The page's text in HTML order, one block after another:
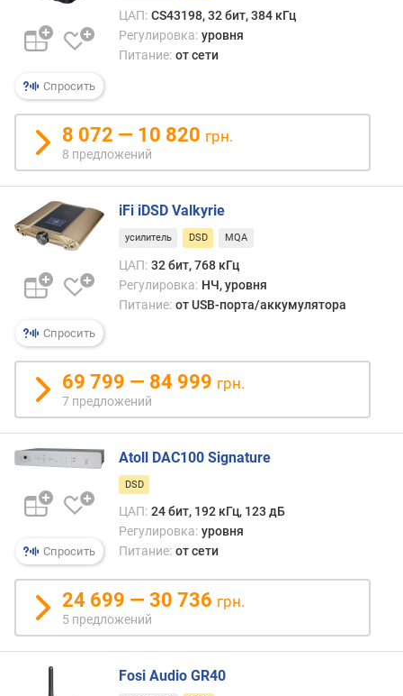
д
е
ж
к
a
X
в
о
д
а
я
ч
у
в
с
в
т
е
ь
н
о
с
т
ь
Спросить
ЦАП: CS43198, 32 бит, 384 кГц
Регулировка: уровня
Питание: от сети
8 072 — 10 820 грн.
8 предложений
Спросить
iFi iDSD Valkyrie
усилитель DSD MQA
ЦАП: 32 бит, 768 кГц
Регулировка: НЧ, уровня
Питание: от USB-порта/аккумулятора
69 799 — 84 999 грн.
7 предложений
Спросить
Atoll DAC100 Signature
DSD
ЦАП: 24 бит, 192 кГц, 123 дБ
Регулировка: уровня
Питание: от сети
24 699 — 30 736 грн.
5 предложений
Fosi Audio GR40